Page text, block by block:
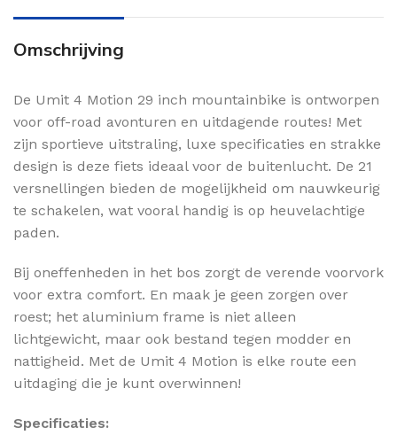
Omschrijving
De Umit 4 Motion 29 inch mountainbike is ontworpen
voor off-road avonturen en uitdagende routes! Met
zijn sportieve uitstraling, luxe specificaties en strakke
design is deze fiets ideaal voor de buitenlucht. De 21
versnellingen bieden de mogelijkheid om nauwkeurig
te schakelen, wat vooral handig is op heuvelachtige
paden.
Bij oneffenheden in het bos zorgt de verende voorvork
voor extra comfort. En maak je geen zorgen over
roest; het aluminium frame is niet alleen
lichtgewicht, maar ook bestand tegen modder en
nattigheid. Met de Umit 4 Motion is elke route een
uitdaging die je kunt overwinnen!
Specificaties: